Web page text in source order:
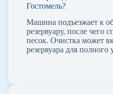
Гостомель?
Машина подъезжает к
резервуару, после чего
песок. Очистка может
резервуара для